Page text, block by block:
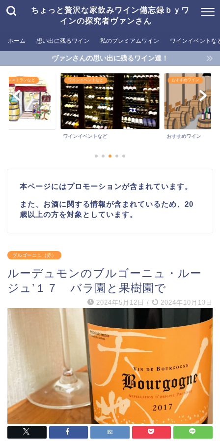
ちょっと贅沢な家飲みワイン備忘録ｂｙワ
インの探究者ヴァンさん
ホーム 想い出に残るワイン 私のプレミアムワイン ワインイベントな
ヴァンさんの思い出に残るワイン達！
るレストランなど ワインイベントなど
ワインイベントなど
おすすめワイン
おすすめワイン
本ページにはプロモーションが含まれています。
また、お酒に関する情報が含まれているため、20
歳以上の方を対象としています。
ブルゴーニュ（赤）
ルーデュモンのブルゴーニュ・ルー
ジュ’１７ バラ園と果樹園で
2024年5月12日 / 2024年10月13日